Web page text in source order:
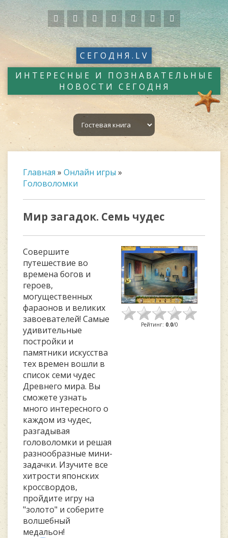
СЕГОДНЯ.LV
ИНТЕРЕСНЫЕ И ПОЗНАВАТЕЛЬНЫЕ
НОВОСТИ СЕГОДНЯ
Главная » Онлайн игры »
Головоломки
Мир загадок. Семь чудес
Совершите
путешествие во
времена богов и
героев,
могущественных
фараонов и великих
завоевателей! Самые
удивительные
постройки и
памятники искусства
тех времен вошли в
список семи чудес
Древнего мира. Вы
сможете узнать
много интересного о
каждом из чудес,
разгадывая
головоломки и решая
разнообразные мини-
задачки. Изучите все
хитрости японских
кроссвордов,
пройдите игру на
"золото" и соберите
волшебный
медальон!
Рейтинг: 0.0/0